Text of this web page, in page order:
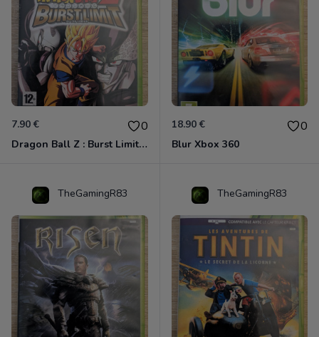
7.90 € 0
Dragon Ball Z : Burst Limit Xbox 360
18.90 € 0
Blur Xbox 360
TheGamingR83 TheGamingR83